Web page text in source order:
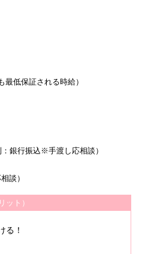
最低保証される時給）
銀行振込※手渡し応相談）
談）
ット）
る！